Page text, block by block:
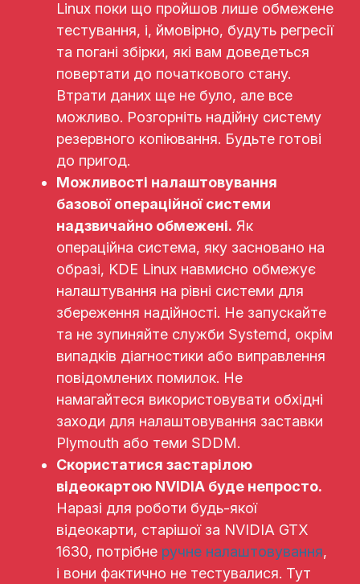
Linux поки що пройшов лише обмежене
тестування, і, ймовірно, будуть регресії
та погані збірки, які вам доведеться
повертати до початкового стану.
Втрати даних ще не було, але все
можливо. Розгорніть надійну систему
резервного копіювання. Будьте готові
до пригод.
Можливості налаштовування
базової операційної системи
надзвичайно обмежені. Як
операційна система, яку засновано на
образі, KDE Linux навмисно обмежує
налаштування на рівні системи для
збереження надійності. Не запускайте
та не зупиняйте служби Systemd, окрім
випадків діагностики або виправлення
повідомлених помилок. Не
намагайтеся використовувати обхідні
заходи для налаштовування заставки
Plymouth або теми SDDM.
Скористатися застарілою
відеокартою NVIDIA буде непросто.
Наразі для роботи будь-якої
відеокарти, старішої за NVIDIA GTX
1630, потрібне ручне налаштовування,
і вони фактично не тестувалися. Тут